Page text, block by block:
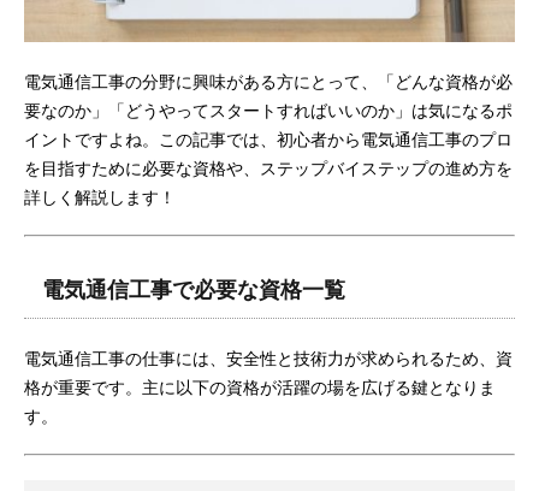
電気通信工事の分野に興味がある方にとって、「どんな資格が必
要なのか」「どうやってスタートすればいいのか」は気になるポ
イントですよね。この記事では、初心者から電気通信工事のプロ
を目指すために必要な資格や、ステップバイステップの進め方を
詳しく解説します！
電気通信工事で必要な資格一覧
電気通信工事の仕事には、安全性と技術力が求められるため、資
格が重要です。主に以下の資格が活躍の場を広げる鍵となりま
す。